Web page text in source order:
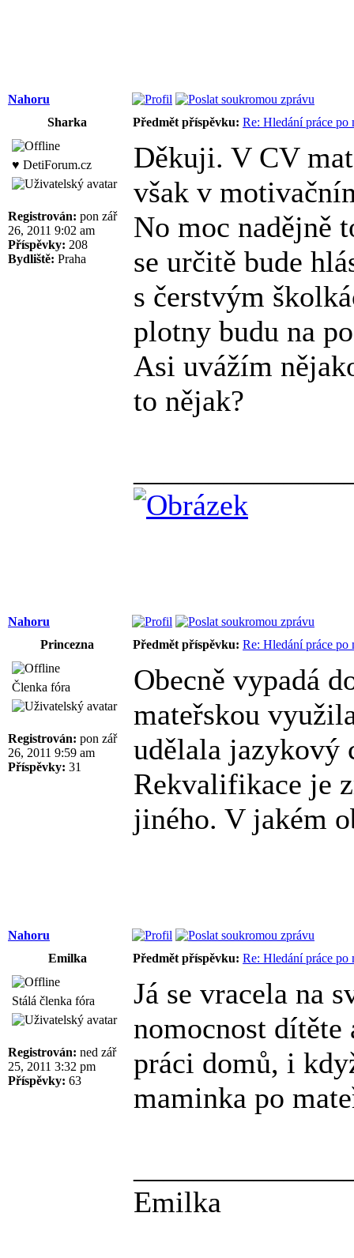
Nahoru
Sharka
Předmět příspěvku: Re: Hledání práce po
♥ DetiForum.cz
Registrován: pon zář
26, 2011 9:02 am
Příspěvky: 208
Bydliště: Praha
Děkuji. V CV
však v
No moc nadějně
se určitě bude
s čerstvým
plotny budu na
Asi uvážím
to nějak?
Nahoru
Princezna
Předmět příspěvku: Re: Hledání práce po
Členka fóra
Registrován: pon zář
26, 2011 9:59 am
Příspěvky: 31
Obecně vypadá
mateřskou
udělala jazykový
Rekvalifikace je
jiného. V jakém
Nahoru
Emilka
Předmět příspěvku: Re: Hledání práce po
Stálá členka fóra
Registrován: ned zář
25, 2011 3:32 pm
Příspěvky: 63
Já se vracela na
nomocnost dítěte
práci domů, i
maminka po
Emilka